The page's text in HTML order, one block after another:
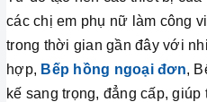
các chị em phụ nữ làm công
trong thời gian gần đây với
hợp, Bếp hồng ngoại đơn,
kế sang trọng, đẳng cấp,